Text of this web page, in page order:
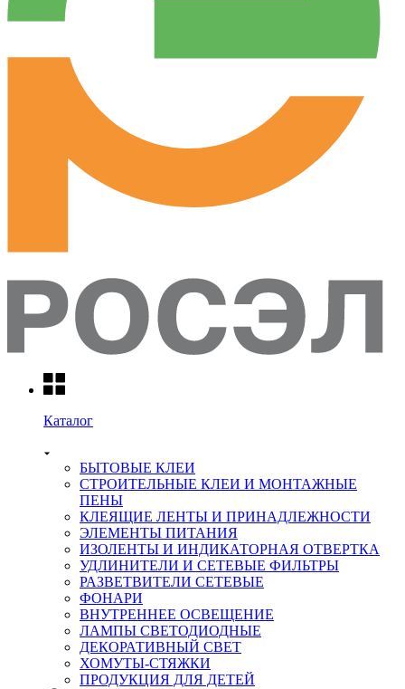
Каталог
БЫТОВЫЕ КЛЕИ
СТРОИТЕЛЬНЫЕ КЛЕИ И МОНТАЖНЫЕ
ПЕНЫ
КЛЕЯЩИЕ ЛЕНТЫ И ПРИНАДЛЕЖНОСТИ
ЭЛЕМЕНТЫ ПИТАНИЯ
ИЗОЛЕНТЫ И ИНДИКАТОРНАЯ ОТВЕРТКА
УДЛИНИТЕЛИ И СЕТЕВЫЕ ФИЛЬТРЫ
РАЗВЕТВИТЕЛИ СЕТЕВЫЕ
ФОНАРИ
ВНУТРЕННЕЕ ОСВЕЩЕНИЕ
ЛАМПЫ СВЕТОДИОДНЫЕ
ДЕКОРАТИВНЫЙ СВЕТ
ХОМУТЫ-СТЯЖКИ
ПРОДУКЦИЯ ДЛЯ ДЕТЕЙ